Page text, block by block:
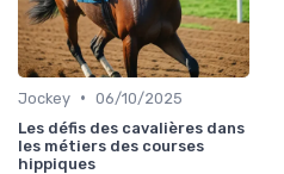
Jockey • 06/10/2025
Les défis des cavalières dans
les métiers des courses
hippiques